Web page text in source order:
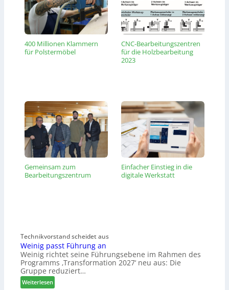
400 Millionen Klammern
für Polstermöbel
CNC-Bearbeitungszentren
für die Holzbearbeitung
2023
Gemeinsam zum
Bearbeitungszentrum
Einfacher Einstieg in die
digitale Werkstatt
Technikvorstand scheidet aus
Weinig passt Führung an
Weinig richtet seine Führungsebene im Rahmen des
Programms ‚Transformation 2027‘ neu aus: Die
Gruppe reduziert…
Weiterlesen: